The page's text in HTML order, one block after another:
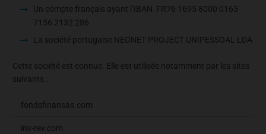
Un compte français ayant l’IBAN FR76 1695 8000 0165
7156 2132 286
La société portugaise NEONET PROJECT UNIPESSOAL LDA
Cette société est connue. Elle est utilisée notamment par les sites
suivants :
fondsfinansas.com
inv-rev.com